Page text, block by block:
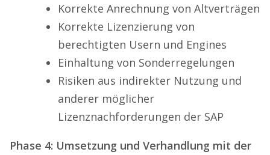
Korrekte Anrechnung von Altverträgen
Korrekte Lizenzierung von
berechtigten Usern und Engines
Einhaltung von Sonderregelungen
Risiken aus indirekter Nutzung und
anderer möglicher
Lizenznachforderungen der SAP
Phase 4: Umsetzung und Verhandlung mit der